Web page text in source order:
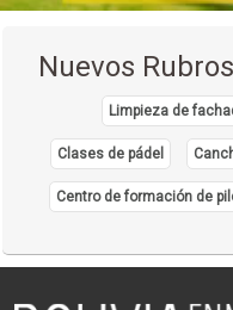
Productos de Loza
Productos de Madera(3)
Productos de Plástico (19)
Productos de Vidrio (3)
Nuevos Rubros
Limpieza de
Clases de pádel
Centro de formación de